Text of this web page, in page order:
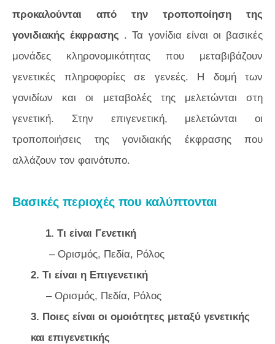
προκαλούνται από την τροποποίηση της
γονιδιακής έκφρασης . Τα γονίδια είναι οι βασικές
μονάδες κληρονομικότητας που μεταβιβάζουν
γενετικές πληροφορίες σε γενεές. Η δομή των
γονιδίων και οι μεταβολές της μελετώνται στη
γενετική. Στην επιγενετική, μελετώνται οι
τροποποιήσεις της γονιδιακής έκφρασης που
αλλάζουν τον φαινότυπο.
Βασικές περιοχές που καλύπτονται
1. Τι είναι Γενετική
– Ορισμός, Πεδία, Ρόλος
2. Τι είναι η Επιγενετική
– Ορισμός, Πεδία, Ρόλος
3. Ποιες είναι οι ομοιότητες μεταξύ γενετικής
και επιγενετικής